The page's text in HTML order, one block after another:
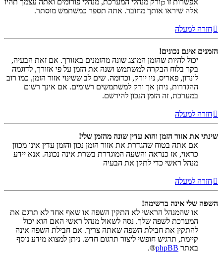
אפשרות זו כןורק מנהלי המערכת, מנהלי פורומים ואתה עצמך תהיו
אלה שיראו אותך מחובר. אתה תספר כמשתמש מוסתר.
חזרה למעלה
הזמנים אינם נכונים!
יכול להיות שהזמן המוצג שונה מהזמנים באזורך. אם זאת הבעיה,
בקר בלוח הבקרה למשתמש ושנה את הזמן על פי אזורך, לדוגמה
לונדון, פאריס, ניו יורק, וכדומה. שים לב ששינוי אזור הזמן, כמו רוב
ההגדרות, ניתן אך ורק למשתמשים רשומים. אם אינך רשום
במערכת, זה הזמן הנכון להירשם.
חזרה למעלה
שינתי את אזור הזמן והוא עדין שונה מהזמן שלי!
אם אתה בטוח שהגדרת את אזור הזמן נכון והזמן עדין אינו מכוון
כראוי, אז כנראה והשעה המוגדרת בשרת אינה נכונה. אנא יידע
מנהל ראשי כדי לתקן את הבעיה
חזרה למעלה
השפה שלי אינה ברשימה!
או שהמנהל הראשי לא התקין השפה או שאף אחד לא תרגם את
המערכת לשפה שלך. נסה לשאול מנהל ראשי האם הוא יכול
להתקין את חבילת השפה שאתה צריך. אם חבילת השפה אינה
קיימת, תרגיש חופשי ליצור תרגום חדש. ניתן למצוא מידע נוסף
באתר phpBB
®.